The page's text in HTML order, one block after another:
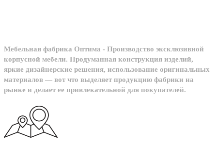
Мебельная фабрика Оптима - Производство эксклюзивной
корпусной мебели. Продуманная конструкция изделий,
яркие дизайнерские решения, использование оригинальных
материалов — вот что выделяет продукцию фабрики на
рынке и делает ее привлекательной для покупателей.